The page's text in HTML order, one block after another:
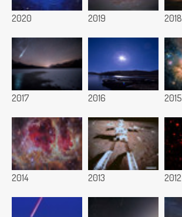
2020 2019 2018
2017 2016 2015
2014 2013 2012